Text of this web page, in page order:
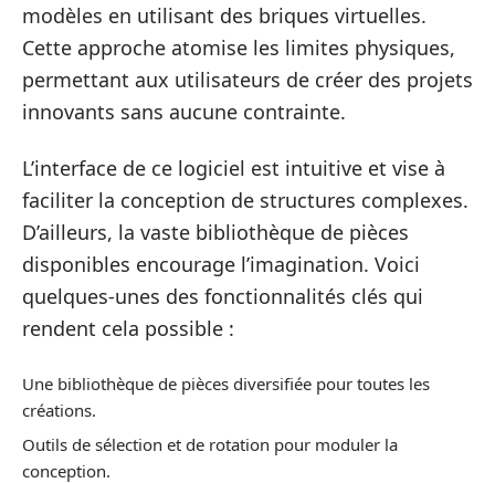
modèles en utilisant des briques virtuelles.
Cette approche atomise les limites physiques,
permettant aux utilisateurs de créer des projets
innovants sans aucune contrainte.
L’interface de ce logiciel est intuitive et vise à
faciliter la conception de structures complexes.
D’ailleurs, la vaste bibliothèque de pièces
disponibles encourage l’imagination. Voici
quelques-unes des fonctionnalités clés qui
rendent cela possible :
Une bibliothèque de pièces diversifiée pour toutes les
créations.
Outils de sélection et de rotation pour moduler la
conception.